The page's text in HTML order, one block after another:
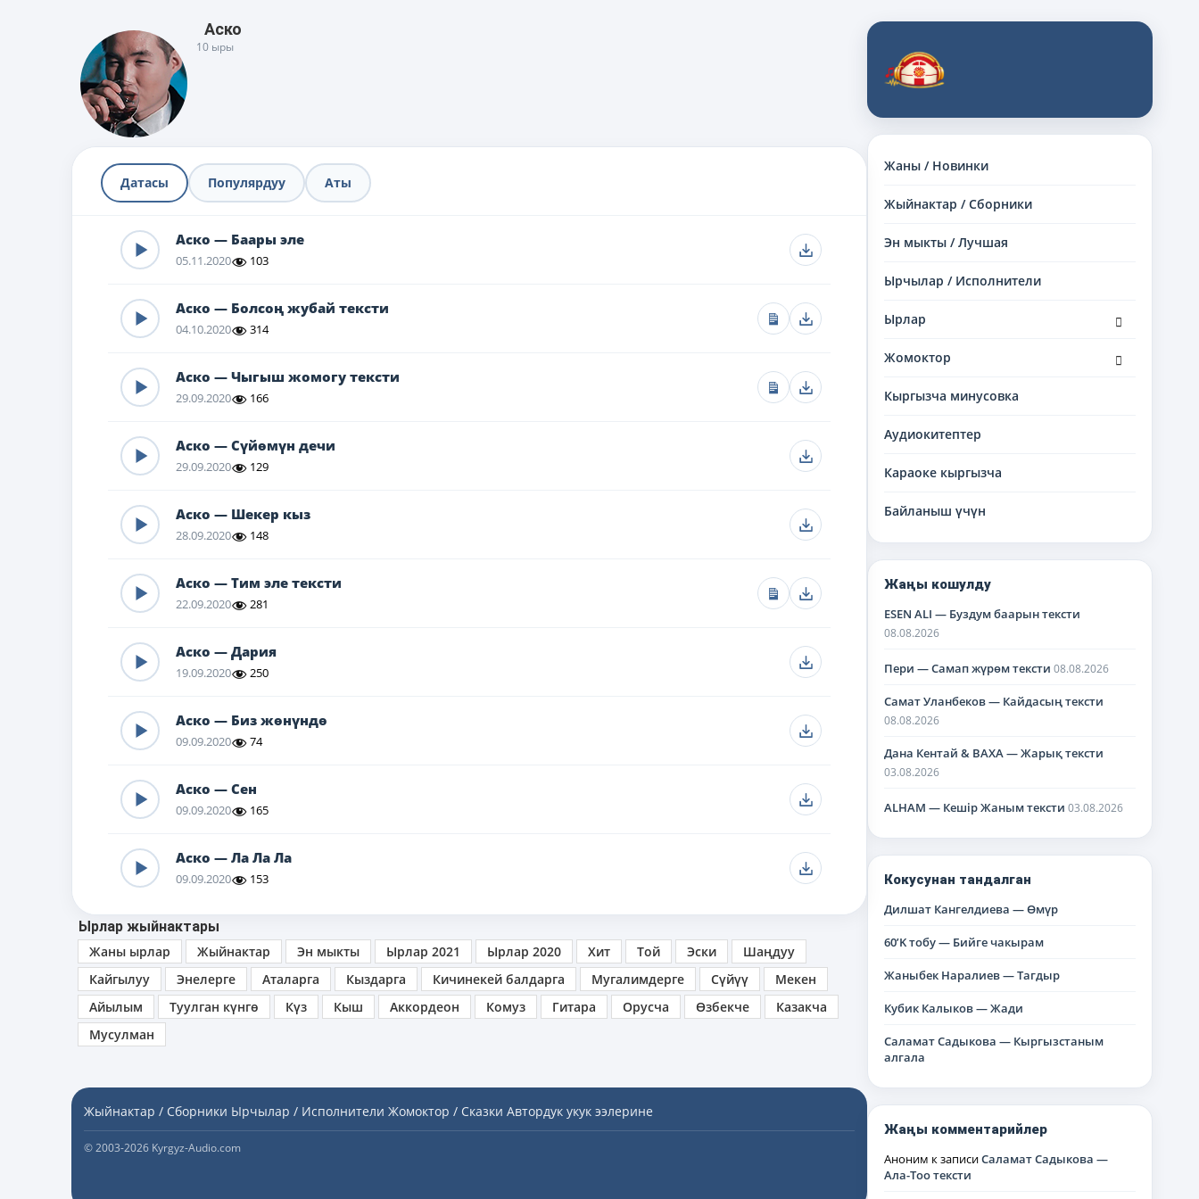
Жаны / Новинки
Жыйнактар / Сборники
Эн мыкты / Лучшая
Ырчылар / Исполнители
Ырлар
дочернее
Жомоктор
дочернее
Кыргызча минусовка
Аудиокитептер
Караоке кыргызча
Байланыш үчүн
Жаңы кошулду
ESEN ALI — Буздум баарын тексти
08.08.2026
Пери — Самап жүрөм тексти 08.08.2026
Самат Уланбеков — Кайдасың тексти
08.08.2026
Дана Кентай & BAXA — Жарық тексти
03.08.2026
ALHAM — Кешір Жаным тексти 03.08.2026
Кокусунан тандалган
Дилшат Кангелдиева — Өмүр
60’K тобу — Бийге чакырам
Жаныбек Наралиев — Тагдыр
Кубик Калыков — Жади
Саламат Садыкова — Кыргызстаным
алгала
Жаңы комментарийлер
Аноним к записиСаламат Садыкова —
Ала-Тоо тексти
Аско
10 ыры
Датасы Популярдуу Аты
Аско — Баары эле
05.11.2020 103
Аско — Болсоң жубай тексти
04.10.2020 314
Аско — Чыгыш жомогу тексти
29.09.2020 166
Аско — Сүйөмүн дечи
29.09.2020 129
Аско — Шекер кыз
28.09.2020 148
Аско — Тим эле тексти
22.09.2020 281
Аско — Дария
19.09.2020 250
Аско — Биз жөнүндө
09.09.2020 74
Аско — Сен
09.09.2020 165
Аско — Ла Ла Ла
09.09.2020 153
Ырлар жыйнактары
Жаны ырлар
Жыйнактар Эн мыкты Ырлар 2021 Ырлар 2020 Хит Той Эски
Шаңдуу
Кайгылуу
Энелерге Аталарга Кыздарга Кичинекей балдарга Мугалимдерге Сүйүү
Мекен
Айылым
Туулган күнгө Күз Кыш Аккордеон Комуз Гитара Орусча Өзбекче
Казакча
Мусулман
Жыйнактар / Сборники Ырчылар / Исполнители Жомоктор / Сказки Автордук укук ээлерине
© 2003-2026 Kyrgyz-Audio.com